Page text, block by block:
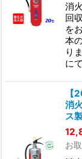
消
回
を
本
り
に
【
消
ス
お